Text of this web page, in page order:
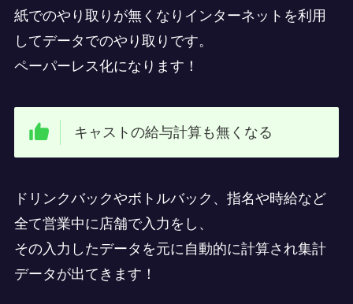
紙でのやり取りが無くなりインターネットを利用
してデータでのやり取りです。
ペーパーレス化になります！
キャストの給与計算も無くなる
ドリンクバックやボトルバック、指名や時給など
全て営業中に店舗で入力をし、
その入力したデータを元に自動的に計算され集計
データが出てきます！